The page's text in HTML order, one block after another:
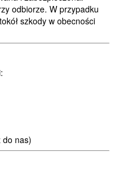
odbiorze. W przypadku
szkody w obecności
nas)